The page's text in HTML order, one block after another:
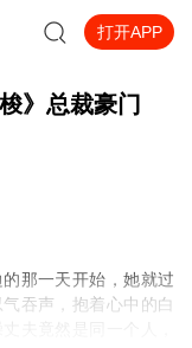
打开APP
》总裁豪门
那一天开始，她就过
吞声，抱着心中的白